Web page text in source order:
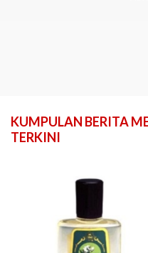
KUMPULAN BERITA
TERKINI